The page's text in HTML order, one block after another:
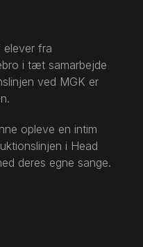
elever fra
i tæt samarbejde
ved MGK er
opleve en intim
i Head
deres egne sange.